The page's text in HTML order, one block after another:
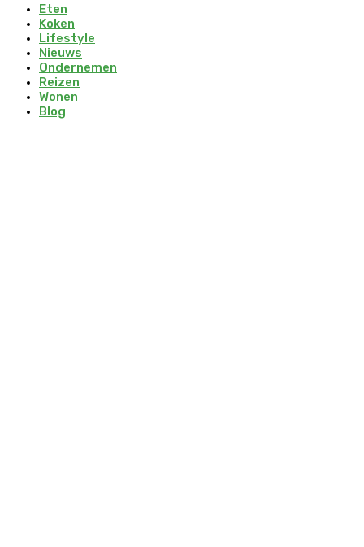
Eten
Koken
Lifestyle
Nieuws
Ondernemen
Reizen
Wonen
Blog